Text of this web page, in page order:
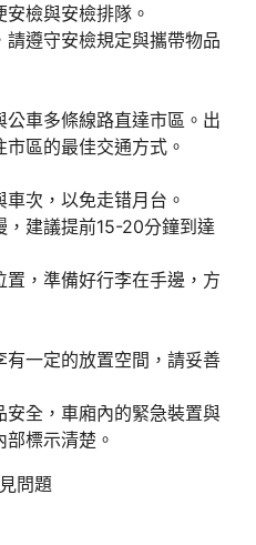
檢與安檢排隊。
請遵守安檢規定與攜帶物品
公車多條線路直達市區。出
區的最佳交通方式。
次，以免走错月台。
，建議提前15-20分鐘到達
，準備好行李在手邊，方
有一定的放置空間，請妥善
安全，車廂內的緊急裝置與
標示清楚。
問題